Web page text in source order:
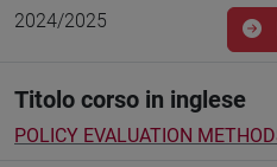
2024/2025
Titolo corso in inglese
POLICY EVALUATION